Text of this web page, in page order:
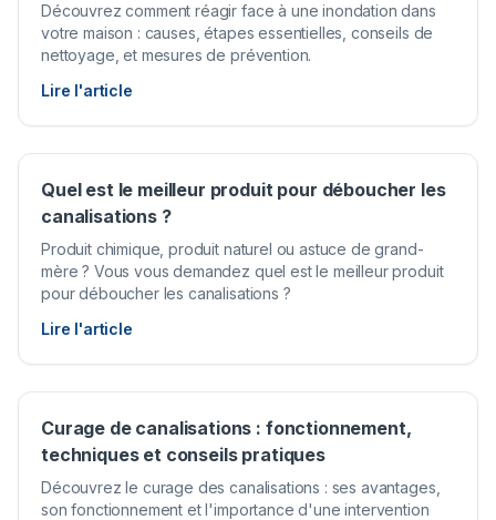
Découvrez comment réagir face à une inondation dans
votre maison : causes, étapes essentielles, conseils de
nettoyage, et mesures de prévention.
Lire l'article
Quel est le meilleur produit pour déboucher les
canalisations ?
Produit chimique, produit naturel ou astuce de grand-
mère ? Vous vous demandez quel est le meilleur produit
pour déboucher les canalisations ?
Lire l'article
Curage de canalisations : fonctionnement,
techniques et conseils pratiques
Découvrez le curage des canalisations : ses avantages,
son fonctionnement et l'importance d'une intervention